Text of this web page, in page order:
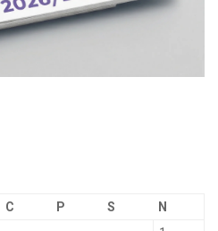
C P S N